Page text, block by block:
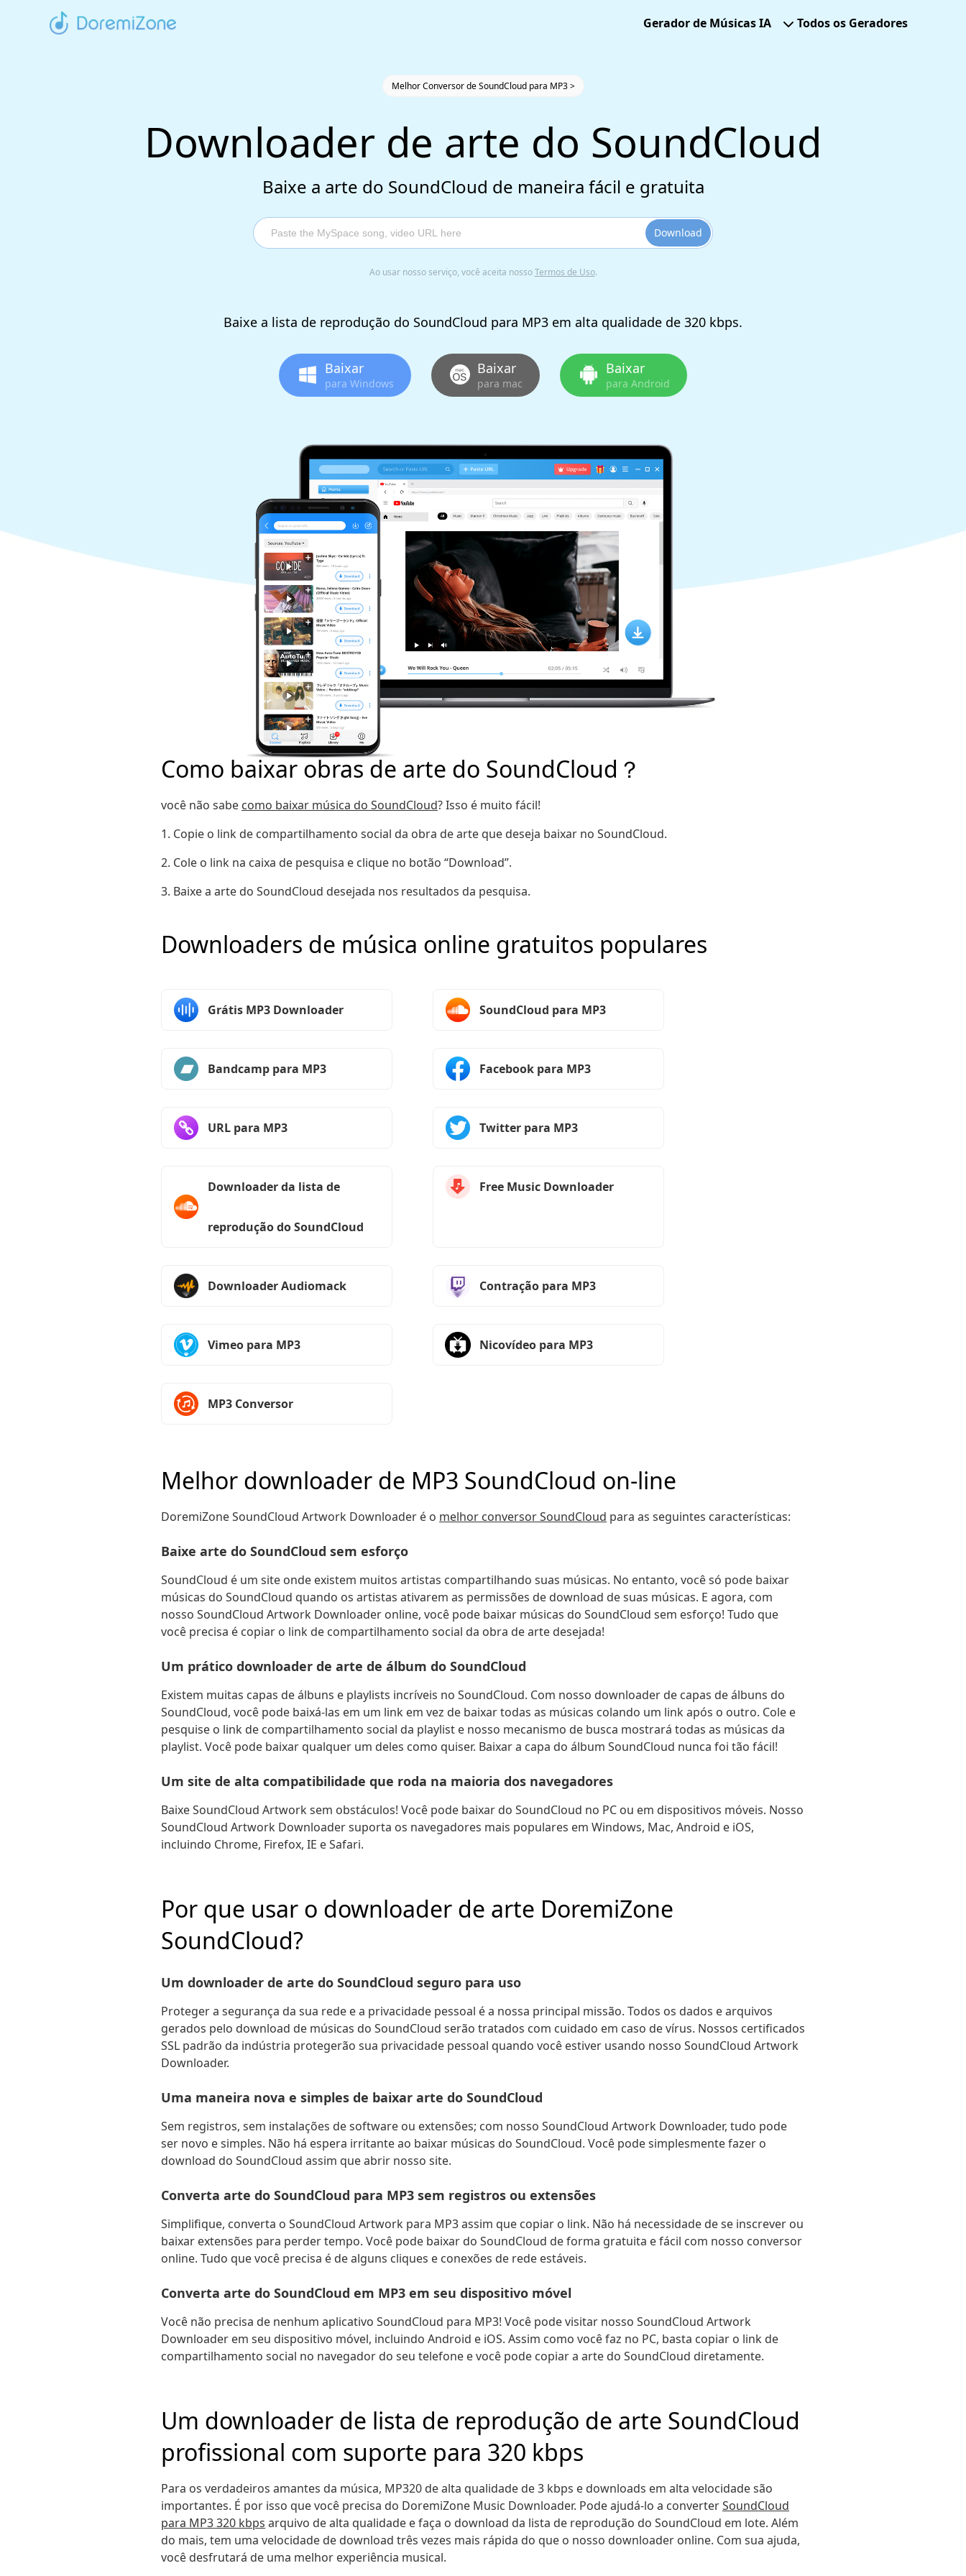
Gerador de Músicas IA Todos os Geradores
Melhor Conversor de SoundCloud para MP3 >
Downloader de arte do SoundCloud
Baixe a arte do SoundCloud de maneira fácil e gratuita
Download
Ao usar nosso serviço, você aceita nossoTermos de Uso.
Baixe a lista de reprodução do SoundCloud para MP3 em alta qualidade de 320 kbps.
Baixar
para Windows
Baixar
para mac
Baixar
para Android
Como baixar obras de arte do SoundCloud？
você não sabe como baixar música do SoundCloud? Isso é muito fácil!
1. Copie o link de compartilhamento social da obra de arte que deseja baixar no SoundCloud.
2. Cole o link na caixa de pesquisa e clique no botão “Download”.
3. Baixe a arte do SoundCloud desejada nos resultados da pesquisa.
Downloaders de música online gratuitos populares
Grátis MP3 Downloader SoundCloud para MP3
Bandcamp para MP3 Facebook para MP3
URL para MP3 Twitter para MP3
Downloader da lista de
reprodução do SoundCloud
Free Music Downloader
Downloader Audiomack Contração para MP3
Vimeo para MP3 Nicovídeo para MP3
MP3 Conversor
Melhor downloader de MP3 SoundCloud on-line
DoremiZone SoundCloud Artwork Downloader é o melhor conversor SoundCloud para as seguintes características:
Baixe arte do SoundCloud sem esforço
SoundCloud é um site onde existem muitos artistas compartilhando suas músicas. No entanto, você só pode baixar
músicas do SoundCloud quando os artistas ativarem as permissões de download de suas músicas. E agora, com
nosso SoundCloud Artwork Downloader online, você pode baixar músicas do SoundCloud sem esforço! Tudo que
você precisa é copiar o link de compartilhamento social da obra de arte desejada!
Um prático downloader de arte de álbum do SoundCloud
Existem muitas capas de álbuns e playlists incríveis no SoundCloud. Com nosso downloader de capas de álbuns do
SoundCloud, você pode baixá-las em um link em vez de baixar todas as músicas colando um link após o outro. Cole e
pesquise o link de compartilhamento social da playlist e nosso mecanismo de busca mostrará todas as músicas da
playlist. Você pode baixar qualquer um deles como quiser. Baixar a capa do álbum SoundCloud nunca foi tão fácil!
Um site de alta compatibilidade que roda na maioria dos navegadores
Baixe SoundCloud Artwork sem obstáculos! Você pode baixar do SoundCloud no PC ou em dispositivos móveis. Nosso
SoundCloud Artwork Downloader suporta os navegadores mais populares em Windows, Mac, Android e iOS,
incluindo Chrome, Firefox, IE e Safari.
Por que usar o downloader de arte DoremiZone
SoundCloud?
Um downloader de arte do SoundCloud seguro para uso
Proteger a segurança da sua rede e a privacidade pessoal é a nossa principal missão. Todos os dados e arquivos
gerados pelo download de músicas do SoundCloud serão tratados com cuidado em caso de vírus. Nossos certificados
SSL padrão da indústria protegerão sua privacidade pessoal quando você estiver usando nosso SoundCloud Artwork
Downloader.
Uma maneira nova e simples de baixar arte do SoundCloud
Sem registros, sem instalações de software ou extensões; com nosso SoundCloud Artwork Downloader, tudo pode
ser novo e simples. Não há espera irritante ao baixar músicas do SoundCloud. Você pode simplesmente fazer o
download do SoundCloud assim que abrir nosso site.
Converta arte do SoundCloud para MP3 sem registros ou extensões
Simplifique, converta o SoundCloud Artwork para MP3 assim que copiar o link. Não há necessidade de se inscrever ou
baixar extensões para perder tempo. Você pode baixar do SoundCloud de forma gratuita e fácil com nosso conversor
online. Tudo que você precisa é de alguns cliques e conexões de rede estáveis.
Converta arte do SoundCloud em MP3 em seu dispositivo móvel
Você não precisa de nenhum aplicativo SoundCloud para MP3! Você pode visitar nosso SoundCloud Artwork
Downloader em seu dispositivo móvel, incluindo Android e iOS. Assim como você faz no PC, basta copiar o link de
compartilhamento social no navegador do seu telefone e você pode copiar a arte do SoundCloud diretamente.
Um downloader de lista de reprodução de arte SoundCloud
profissional com suporte para 320 kbps
Para os verdadeiros amantes da música, MP320 de alta qualidade de 3 kbps e downloads em alta velocidade são
importantes. É por isso que você precisa do DoremiZone Music Downloader. Pode ajudá-lo a converterSoundCloud
para MP3 320 kbps arquivo de alta qualidade e faça o download da lista de reprodução do SoundCloud em lote. Além
do mais, tem uma velocidade de download três vezes mais rápida do que o nosso downloader online. Com sua ajuda,
você desfrutará de uma melhor experiência musical.